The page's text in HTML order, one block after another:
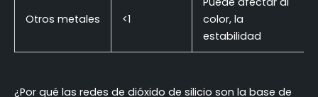
Otros metales <1
color, la
estabilidad
¿Por qué las redes de dióxido de silicio son la base de